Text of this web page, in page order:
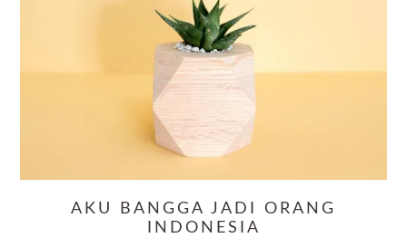
AKU BANGGA JADI ORANG
INDONESIA